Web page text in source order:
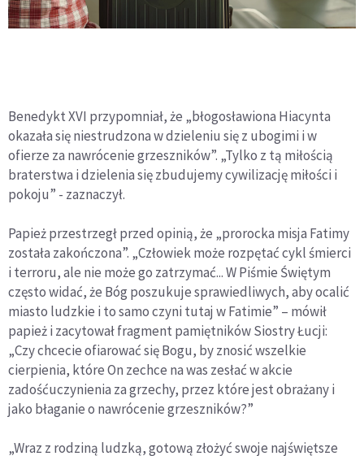
Benedykt XVI przypomniał, że „błogosławiona Hiacynta
okazała się niestrudzona w dzieleniu się z ubogimi i w
ofierze za nawrócenie grzeszników”. „Tylko z tą miłością
braterstwa i dzielenia się zbudujemy cywilizację miłości i
pokoju” - zaznaczył.
Papież przestrzegł przed opinią, że „prorocka misja Fatimy
została zakończona”. „Człowiek może rozpętać cykl śmierci
i terroru, ale nie może go zatrzymać... W Piśmie Świętym
często widać, że Bóg poszukuje sprawiedliwych, aby ocalić
miasto ludzkie i to samo czyni tutaj w Fatimie” – mówił
papież i zacytował fragment pamiętników Siostry Łucji:
„Czy chcecie ofiarować się Bogu, by znosić wszelkie
cierpienia, które On zechce na was zesłać w akcie
zadośćuczynienia za grzechy, przez które jest obrażany i
jako błaganie o nawrócenie grzeszników?”
„Wraz z rodziną ludzką, gotową złożyć swoje najświętsze